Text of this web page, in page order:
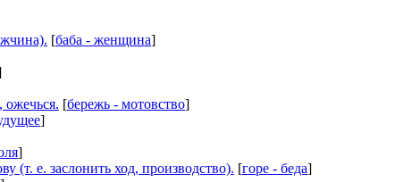
[баба - женщина]
ожечься. [бережь - мотовство]
]
]
(т. е. заслонить ход, производство). [горе - беда]